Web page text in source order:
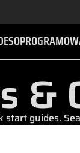
&
start guides.